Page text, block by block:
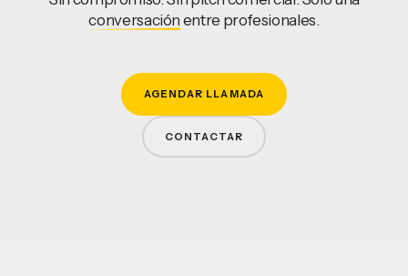
conversaciónentre profesionales.
AGENDAR LLAMADA
CONTACTAR